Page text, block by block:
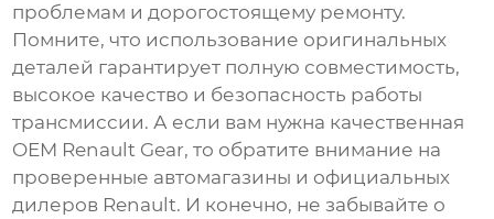
проблемам и дорогостоящему ремонту.
Помните, что использование оригинальных
деталей гарантирует полную совместимость,
высокое качество и безопасность работы
трансмиссии. А если вам нужна качественная
OEM Renault Gear, то обратите внимание на
проверенные автомагазины и официальных
дилеров Renault. И конечно, не забывайте о